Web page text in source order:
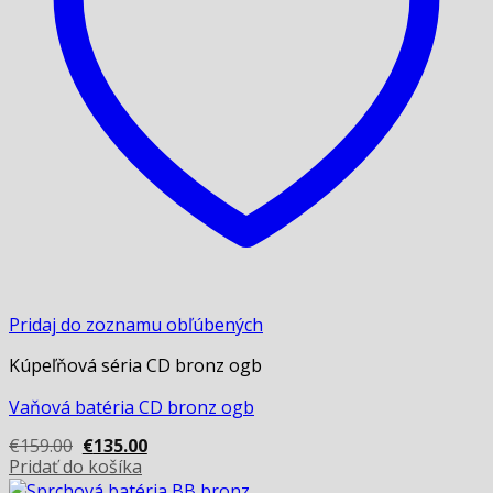
product
Pridaj do zoznamu obľúbených
Kúpeľňová séria CD bronz ogb
Vaňová batéria CD bronz ogb
€159.00 Original
price
was:
€135.00Current
price
is:
Pridať do košíka